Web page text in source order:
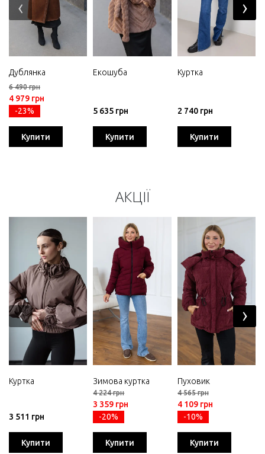
Дублянка
6 490 грн
4 979 грн
-23%
Купити
Екошуба
5 635 грн
Купити
Куртка
2 740 грн
Купити
‹ ›
АКЦІЇ
Куртка
3 511 грн
Купити
Зимова куртка
4 224 грн
3 359 грн
-20%
Купити
Пуховик
4 565 грн
4 109 грн
-10%
Купити
‹ ›